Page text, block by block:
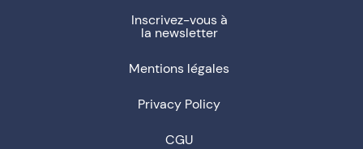
Inscrivez-vous à
la newsletter
Mentions légales
Privacy Policy
CGU